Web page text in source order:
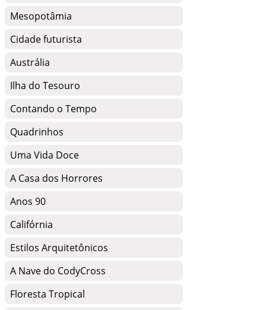
Mesopotâmia
Cidade futurista
Austrália
Ilha do Tesouro
Contando o Tempo
Quadrinhos
Uma Vida Doce
A Casa dos Horrores
Anos 90
Califórnia
Estilos Arquitetônicos
A Nave do CodyCross
Floresta Tropical